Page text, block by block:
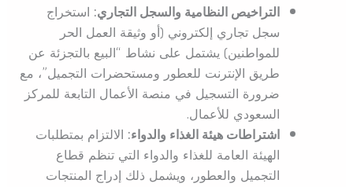
التراخيص النظامية والسجل التجاري:استخراج
سجل تجاري إلكتروني (أو وثيقة العمل الحر
للمواطنين) يشتمل على نشاط “البيع بالتجزئة عن
طريق الإنترنت للعطور ومستحضرات التجميل”، مع
ضرورة التسجيل في منصة الأعمال التابعة للمركز
السعودي للأعمال.
اشتراطات هيئة الغذاء والدواء:الالتزام بمتطلبات
الهيئة العامة للغذاء والدواء التي تنظم قطاع
التجميل والعطور، ويشمل ذلك إدراج المنتجات